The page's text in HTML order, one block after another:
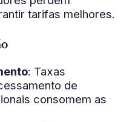
tarifas melhores.
: Taxas
de
consomem as